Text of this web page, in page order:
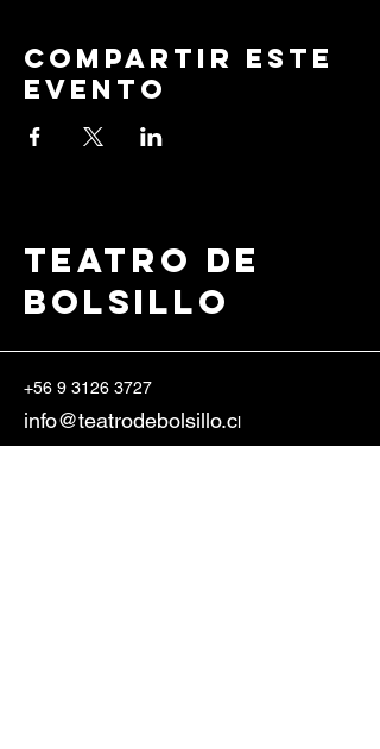
Compartir este
evento
Teatro de
Bolsillo
+56 9 3126 3727
info@teatrodebolsillo.cl